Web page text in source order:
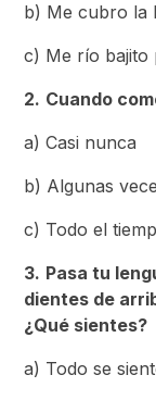
b) Me cubro la
c) Me río bajito
2. Cuando
a) Casi nunca
b) Algunas
c) Todo el
3. Pasa tu
dientes de
¿Qué sientes?
a) Todo se